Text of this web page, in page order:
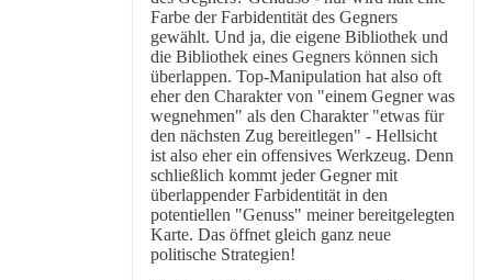
Farbe der Farbidentität des Gegners
gewählt. Und ja, die eigene Bibliothek und
die Bibliothek eines Gegners können sich
überlappen. Top-Manipulation hat also oft
eher den Charakter von "einem Gegner was
wegnehmen" als den Charakter "etwas für
den nächsten Zug bereitlegen" - Hellsicht
ist also eher ein offensives Werkzeug. Denn
schließlich kommt jeder Gegner mit
überlappender Farbidentität in den
potentiellen "Genuss" meiner bereitgelegten
Karte. Das öffnet gleich ganz neue
politische Strategien!